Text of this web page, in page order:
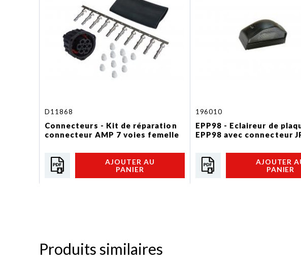
D11868
Connecteurs - Kit de réparation
connecteur AMP 7 voies femelle
AJOUTER AU
PANIER
196010
EPP98 - Eclaireur de
EPP98 avec connecteur
AJOUTER
PANIER
Produits similaires